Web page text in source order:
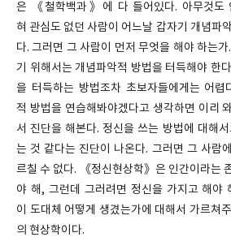
은 《철학백과》에 다 들어있다. 아무것도
혀 관심도 없던 사람이 어느날 갑자기 개념파
다. 그러면 그 사람이 먼저 무엇을 해야 하는
기 위해서는 개념파악적 방법을 터득해야 한
을 터득하는 방법조차 초보자들에게는 어렵
적 방법을 연습해봐야겠다고 생각하면 이리
서 진단을 해본다. 정신을 쓰는 방법에 대해
는 것 같다는 진단이 나온다. 그러면 그 사람
르칠 수 없다. 《정신현상학》은 인간이라는
야 해, 그런데 그러려면 정신을 가지고 해야
이 도대체 어떻게 생겼는가에 대해서 가르쳐
의 현상학이다.